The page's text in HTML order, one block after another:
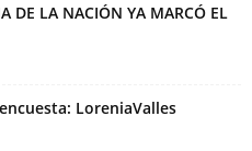
DE LA NACIÓN YA MARCÓ EL
LoreniaValles